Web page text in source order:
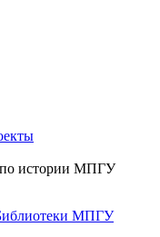
по истории МПГУ
МПГУ